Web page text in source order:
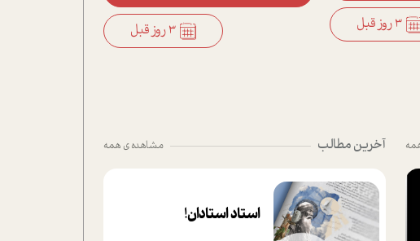
3 روز قبل 3 روز قبل
آخرین مطالب مشاهده ی همه
استاد استادان!